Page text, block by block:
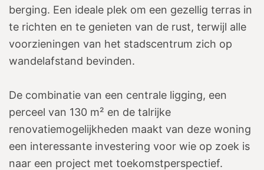
berging. Een ideale plek om een gezellig terras in
te richten en te genieten van de rust, terwijl alle
voorzieningen van het stadscentrum zich op
wandelafstand bevinden.
De combinatie van een centrale ligging, een
perceel van 130 m² en de talrijke
renovatiemogelijkheden maakt van deze woning
een interessante investering voor wie op zoek is
naar een project met toekomstperspectief.